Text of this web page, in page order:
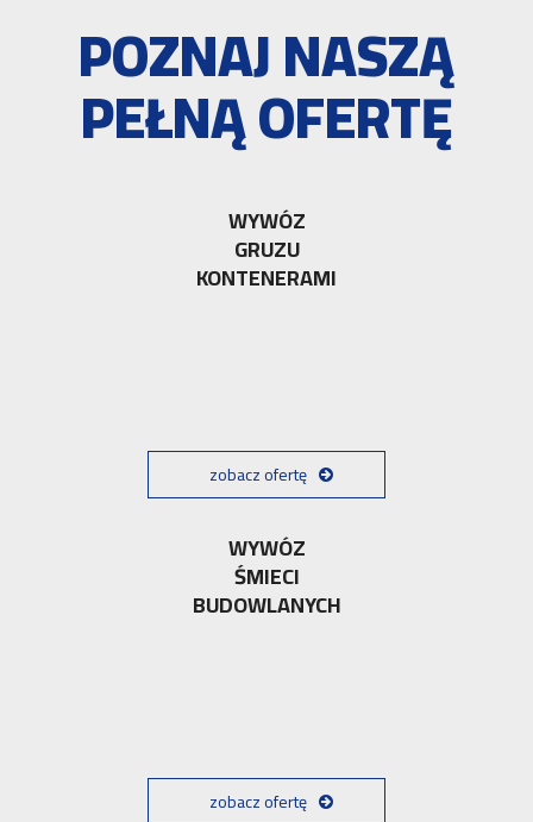
POZNAJ NASZĄ
PEŁNĄ OFERTĘ
WYWÓZ
GRUZU
KONTENERAMI
zobacz ofertę
WYWÓZ
ŚMIECI
BUDOWLANYCH
zobacz ofertę